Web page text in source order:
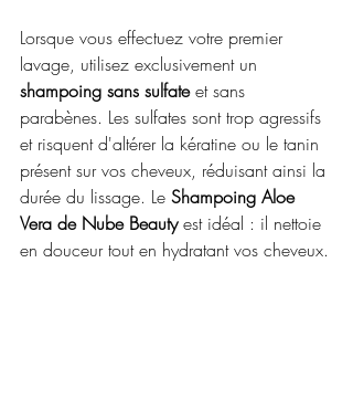
Lorsque vous effectuez votre premier
lavage, utilisez exclusivement un
shampoing sans sulfate et sans
parabènes. Les sulfates sont trop agressifs
et risquent d'altérer la kératine ou le tanin
présent sur vos cheveux, réduisant ainsi la
durée du lissage. Le Shampoing Aloe
Vera de Nube Beauty est idéal : il nettoie
en douceur tout en hydratant vos cheveux.